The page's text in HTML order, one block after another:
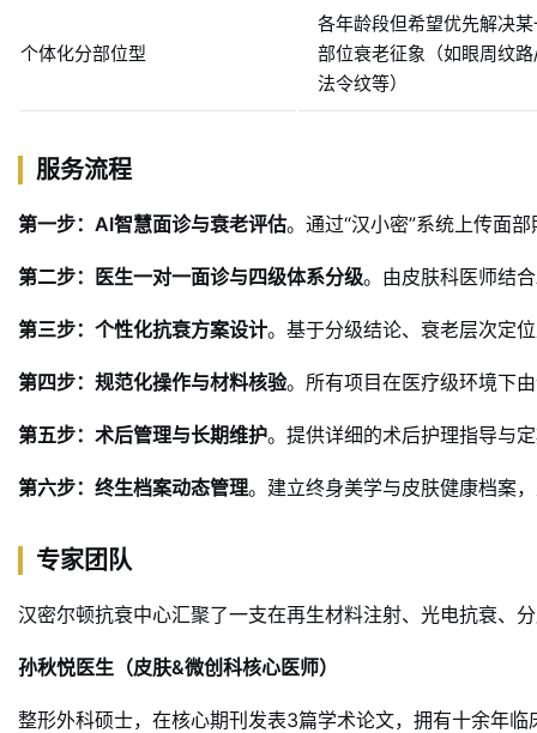
个体化分部位型
各年龄段但希望优先解决
部位衰老征象（如眼周纹
法令纹等）
服务流程
第一步：AI智慧面诊与衰老评估。通过“汉小密”系统上传面
第二步：医生一对一面诊与四级体系分级。由皮肤科医师结
第三步：个性化抗衰方案设计。基于分级结论、衰老层次定
第四步：规范化操作与材料核验。所有项目在医疗级环境下
第五步：术后管理与长期维护。提供详细的术后护理指导与
第六步：终生档案动态管理。建立终身美学与皮肤健康档案
专家团队
汉密尔顿抗衰中心汇聚了一支在再生材料注射、光电抗衰、
孙秋悦医生（皮肤&微创科核心医师）
整形外科硕士，在核心期刊发表3篇学术论文，拥有十余年